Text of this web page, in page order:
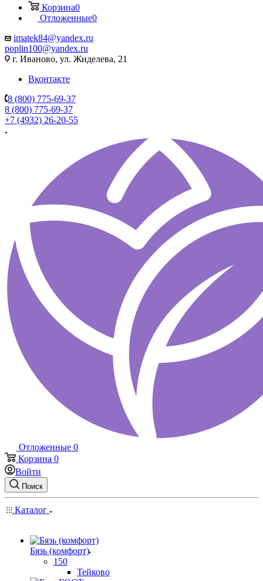
Корзина0
Отложенные0
imatek84@yandex.ru
poplin100@yandex.ru
г. Иваново, ул. Жиделева, 21
Вконтакте
8 (800) 775-69-37
8 (800) 775-69-37
+7 (4932) 26-20-55
Отложенные 0
Корзина 0
Войти
Поиск
Каталог
Бязь (комфорт)
150
Тейково